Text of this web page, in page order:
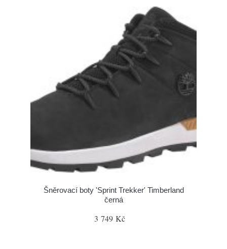
Šněrovací boty 'Sprint Trekker' Timberland
černá
3 749 Kč